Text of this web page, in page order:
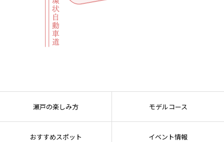
瀬戸の楽しみ方 モデルコース
おすすめスポット イベント情報